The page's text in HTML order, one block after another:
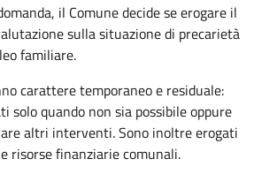
il Comune decide se erogare il
sulla situazione di precarietà
familiare.
carattere temporaneo e residuale:
solo quando non sia possibile oppure
altri interventi. Sono inoltre erogati
risorse finanziarie comunali.